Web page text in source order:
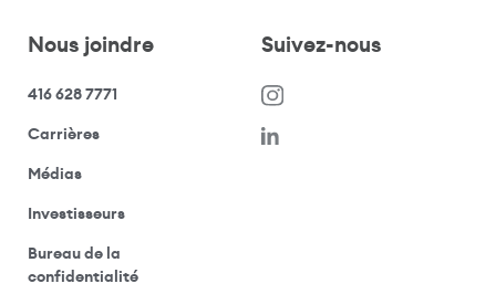
Nous joindre
416 628 7771
Carrières(s’ouvre dans une nouvelle fenêtre)
Médias(ouvre votre application de messagerie)
Investisseurs(ouvre votre application de messagerie)
Bureau de la
confidentialité(ouvre votre application de messagerie)
Suivez-nous